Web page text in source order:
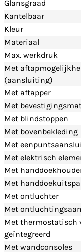
Glansgraad
Kantelbaar
Kleur
Materiaal
Max. werkdruk
Met
(aansluiting)
Met aftapper
Met
Met blindstoppen
Met bovenbekleding
Met
Met elektrisch
Met
Met
Met ontluchter
Met
Met thermostatisch
geïntegreerd
Met wandconsoles